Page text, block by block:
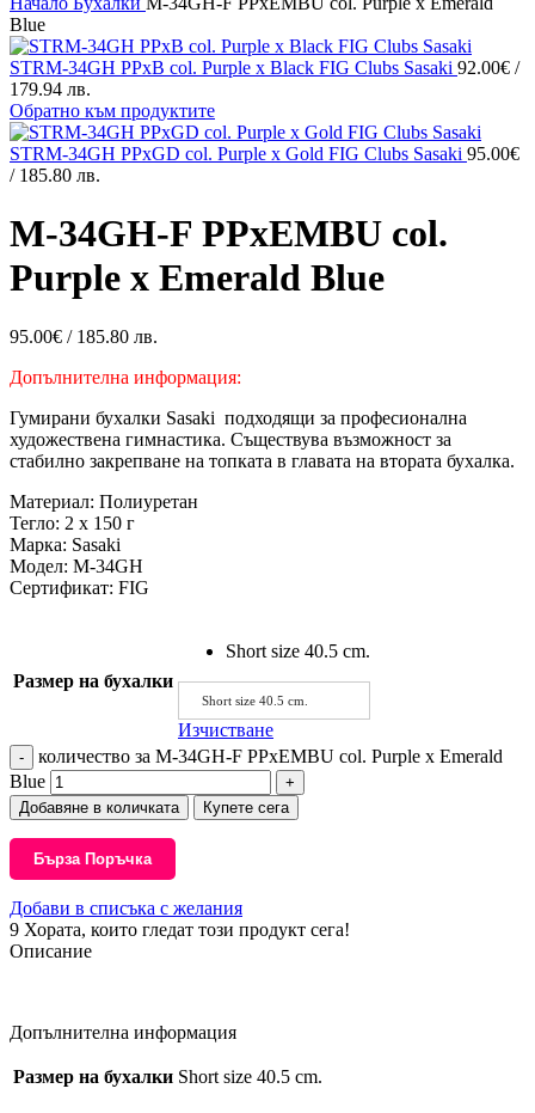
Blue
STRM-34GH PPxB col. Purple x Black FIG Clubs Sasaki 92.00€ /
179.94 лв.
Обратно към продуктите
STRM-34GH PPxGD col. Purple x Gold FIG Clubs Sasaki 95.00€
/ 185.80 лв.
M-34GH-F PPxEMBU col.
Purple x Emerald Blue
95.00€ / 185.80 лв.
Допълнителна информация:
Гумирани бухалки Sasaki подходящи за професионална
художествена гимнастика. Съществува възможност за
стабилно закрепване на топката в главата на втората бухалка.
Материал: Полиуретан
Тегло: 2 x 150 г
Марка: Sasaki
Модел: M-34GH
Сертификат: FIG
Размер на бухалки
Short size 40.5 cm.
Short size 40.5 cm.
Изчистване
количество за M-34GH-F PPxEMBU col. Purple x Emerald
Blue
Добавяне в количката Купете сега
Бърза Поръчка
Добави в списъка с желания
9 Хората, които гледат този продукт сега!
Описание
Допълнителна информация
Размер на бухалки Short size 40.5 cm.